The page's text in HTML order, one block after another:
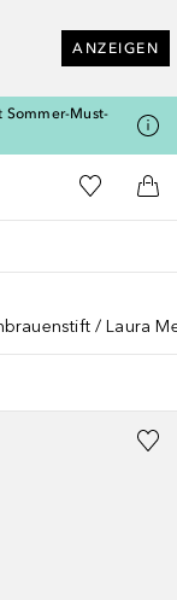
ANZEIGEN
Sommer-Must-
Douglas Startseite
Zu Meiner
Laura